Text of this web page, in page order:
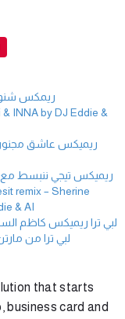
ريمكس شنو
INNA by DJ Eddie &
ريميكس عاشق
ريميكس تيجي ننبسط
& AI
لبي ترا ريميكس كاظم
لبي ترا من
that starts
business card and